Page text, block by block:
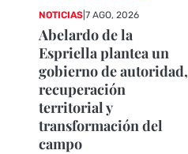
NOTICIAS |7 AGO, 2026
Abelardo de la
Espriella plantea un
gobierno de autoridad,
recuperación
territorial y
transformación del
campo